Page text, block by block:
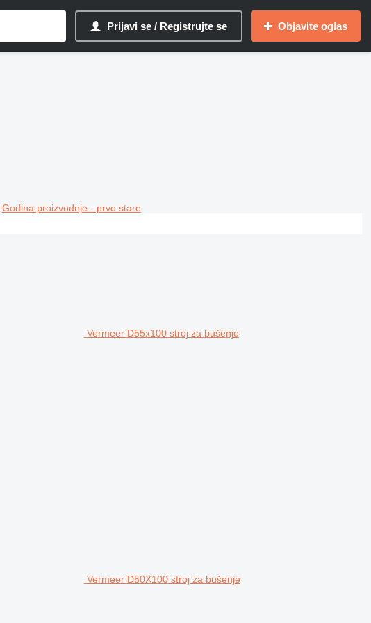
Prijavi se / Registrujte se Objavite oglas
Godina proizvodnje - prvo stare
Vermeer D55x100 stroj za bušenje
Vermeer D50X100 stroj za bušenje